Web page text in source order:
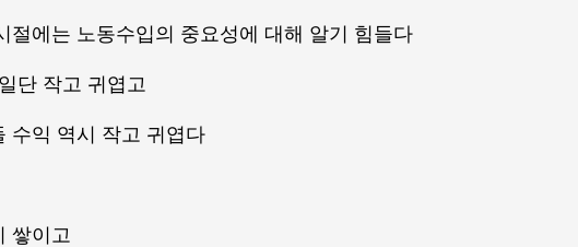
절에는 노동수입의 중요성에 대해 알기 힘들다
단 작고 귀엽고
수익 역시 작고 귀엽다
쌓이고